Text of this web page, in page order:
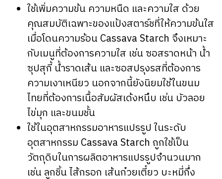
ใช้เพิ่มความข้น ความหนืด และความใส ด้วย
คุณสมบัติเฉพาะของแป้งสตาร์ชที่ให้ความข้นใส
เมื่อโดนความร้อน Cassava Starch จึงเหมาะ
กับเมนูที่ต้องการความใส เช่น ซอสราดหน้า น้ำ
ซุปสุกี้ น้ำราดเส้น และซอสปรุงรสที่ต้องการ
ความเงาเหนียว นอกจากนี้ยังนิยมใช้ในขนม
ไทยที่ต้องการเนื้อสัมผัสเด้งหนึบ เช่น บัวลอย
ไข่มุก และขนมชั้น
ใช้ในอุตสาหกรรมอาหารแปรรูป ในระดับ
อุตสาหกรรม Cassava Starch ถูกใช้เป็น
วัตถุดิบในการผลิตอาหารแปรรูปจำนวนมาก
เช่น ลูกชิ้น ไส้กรอก เส้นก๋วยเตี๋ยว บะหมี่กึ่ง